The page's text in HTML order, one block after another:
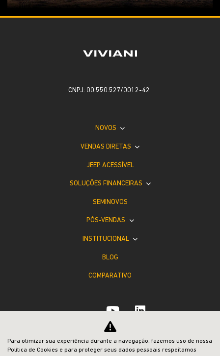
CNPJ: 00.550.527/0012-42
NOVOS
VENDAS DIRETAS
JEEP ACESSÍVEL
SOLUÇÕES FINANCEIRAS
SEMINOVOS
PÓS-VENDAS
INSTITUCIONAL
BLOG
COMPARATIVO
Desacelere. Seu bem maior é a vida.
Para otimizar sua experiência durante a navegação, fazemos uso de nossa
Política de Cookies e para proteger seus dados pessoais respeitamos